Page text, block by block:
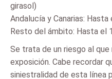
girasol)
Andalucía y Canarias:
Resto del ámbito: Hasta el
Se trata de un riesgo al
exposición. Cabe recordar
siniestralidad de esta línea